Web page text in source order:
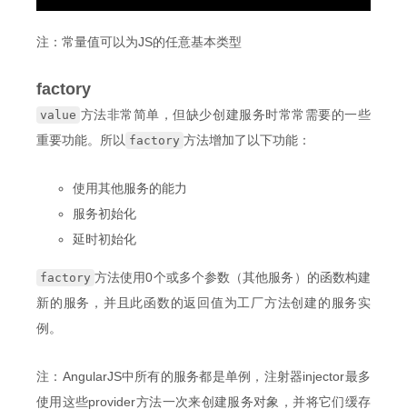
注：常量值可以为JS的任意基本类型
factory
value 方法非常简单，但缺少创建服务时常常需要的一些
重要功能。所以 factory 方法增加了以下功能：
使用其他服务的能力
服务初始化
延时初始化
factory 方法使用0个或多个参数（其他服务）的函数构建
新的服务，并且此函数的返回值为工厂方法创建的服务实
例。
注：AngularJS中所有的服务都是单例，注射器injector最多
使用这些provider方法一次来创建服务对象，并将它们缓存